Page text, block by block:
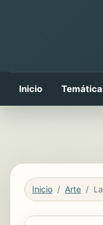
Inicio
Inicio Arte